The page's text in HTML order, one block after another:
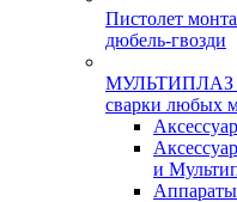
Пистолет
дюбель-гвозди
МУЛЬТИПЛАЗ -
сварки любых
и